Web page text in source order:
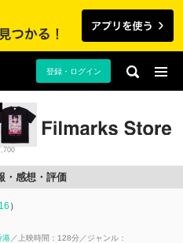
登録・ログイン
・感想・評価
）
港 上映時間：128分
ジャンル：